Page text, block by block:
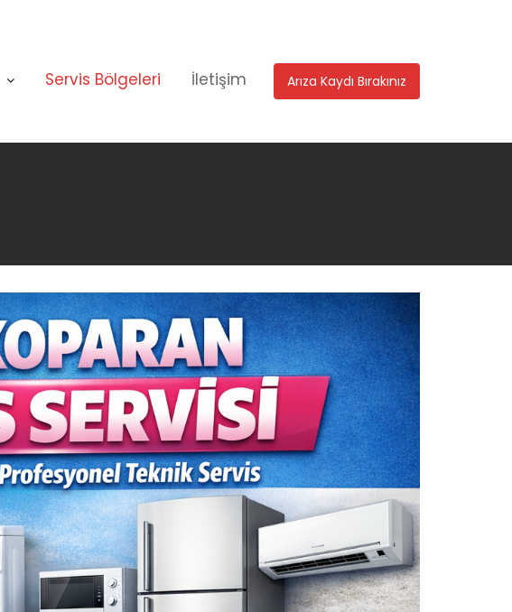
Arıza Kaydı Bırakınız
Servis Bölgeleri İletişim